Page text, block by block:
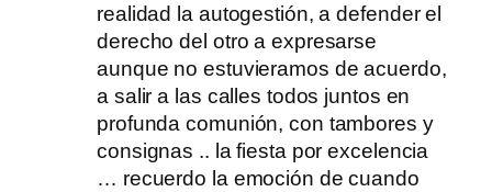
realidad la autogestión, a defender el
derecho del otro a expresarse
aunque no estuvieramos de acuerdo,
a salir a las calles todos juntos en
profunda comunión, con tambores y
consignas .. la fiesta por excelencia
… recuerdo la emoción de cuando